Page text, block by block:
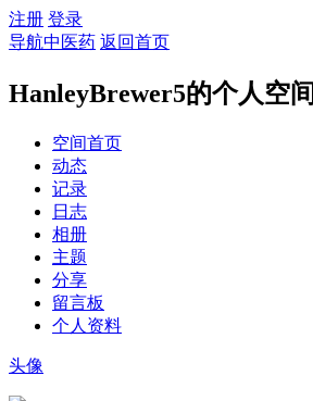
注册 登录
导航中医药 返回首页
HanleyBrewer5的个人空间
空间首页
动态
记录
日志
相册
主题
分享
留言板
个人资料
头像